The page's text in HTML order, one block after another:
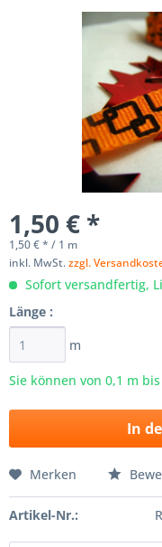
1,50 € *
1,50 € * / 1 m
inkl. MwSt.zzgl.
Sofort versandfertig,
Länge :
m
Sie können von 0,1 m bis
In
Merken
Artikel-Nr.: